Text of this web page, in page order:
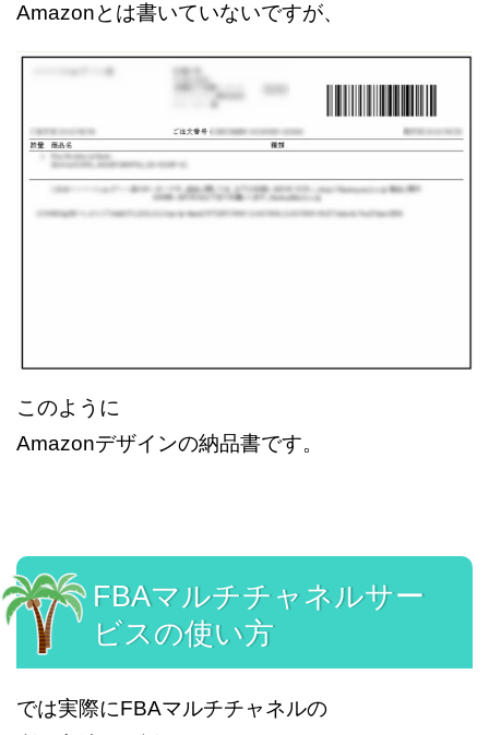
Amazonとは書いていないですが、
このように
Amazonデザインの納品書です。
FBAマルチチャネルサー
ビスの使い方
では実際にFBAマルチチャネルの